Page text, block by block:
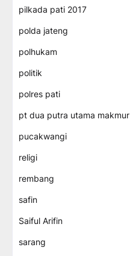
pilkada pati 2017
polda jateng
polhukam
politik
polres pati
pt dua putra utama makmur
pucakwangi
religi
rembang
safin
Saiful Arifin
sarang